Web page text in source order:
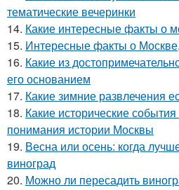
тематические вечеринки
14. Какие интересные факты о
15. Интересные факты о
16. Какие из
его основанием
17. Какие зимние развлечения
18. Какие исторические
понимания истории Москвы
19. Весна или осень: когда
виноград
20. Можно ли пересадить